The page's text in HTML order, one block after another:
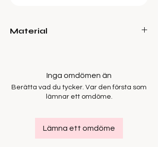
Material
Inga omdömen än
Berätta vad du tycker. Var den första som
lämnar ett omdöme.
Lämna ett omdöme